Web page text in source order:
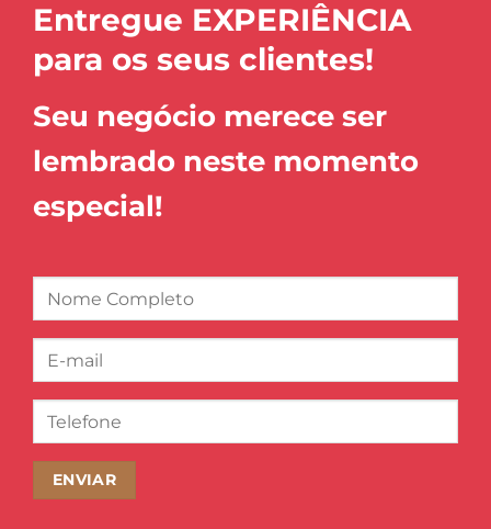
Entregue EXPERIÊNCIA
para os seus clientes!
Seu negócio merece ser
lembrado neste momento
especial!